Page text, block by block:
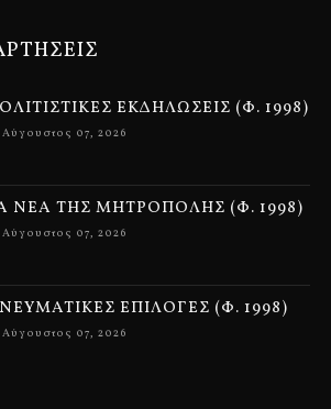
ΕΚΔΗΛΩΣΕΙΣ (Φ. 1998)
Αύγουστος 07, 2026
ΝΕΑ ΤΗΣ ΜΗΤΡΟΠΟΛΗΣ (Φ. 1998)
Αύγουστος 07, 2026
ΕΠΙΛΟΓΕΣ (Φ. 1998)
Αύγουστος 07, 2026